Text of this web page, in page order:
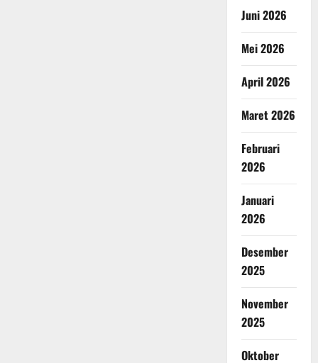
Juni 2026
Mei 2026
April 2026
Maret 2026
Februari
2026
Januari
2026
Desember
2025
November
2025
Oktober